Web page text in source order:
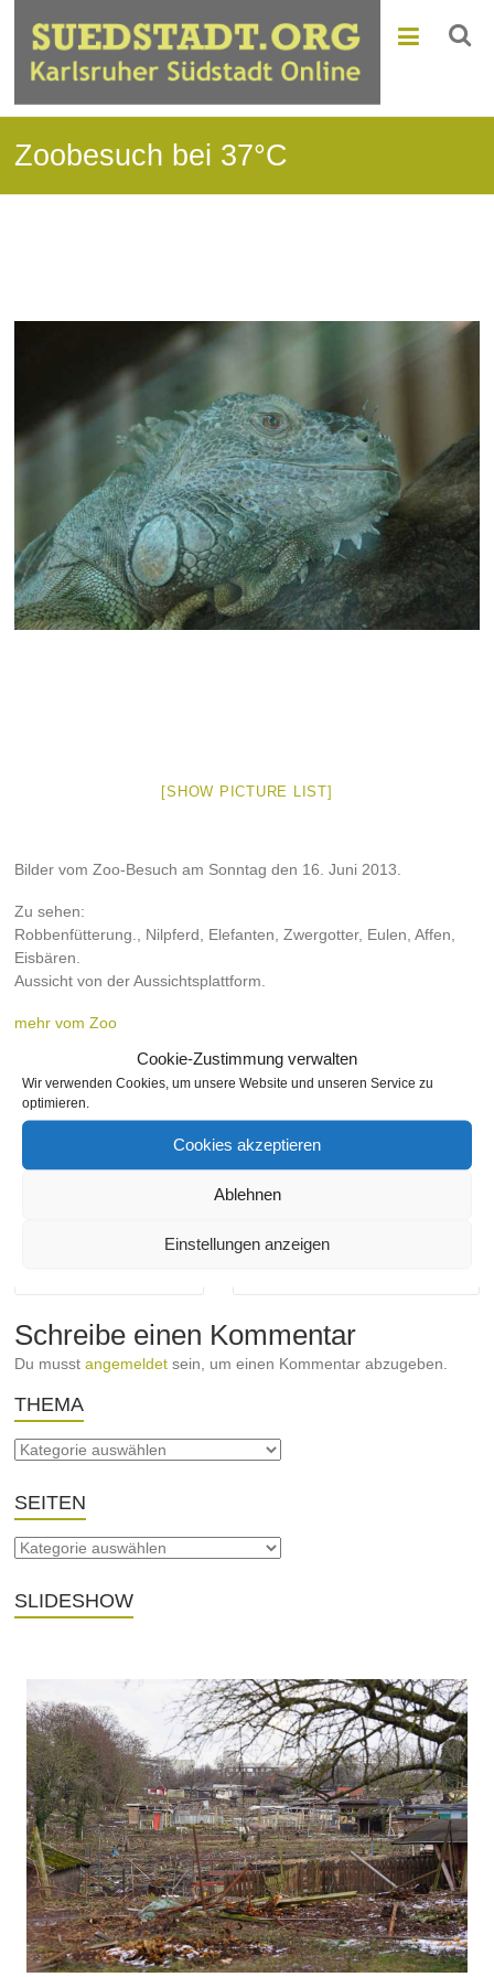
Cookie-Zustimmung verwalten
Wir verwenden Cookies, um unsere Website und unseren Service zu
optimieren.
Cookies akzeptieren
Ablehnen
Einstellungen anzeigen
Zoobesuch bei 37°C
[SHOW PICTURE LIST]
Bilder vom Zoo-Besuch am Sonntag den 16. Juni 2013.
Zu sehen:
Robbenfütterung., Nilpferd, Elefanten, Zwergotter, Eulen, Affen,
Eisbären.
Aussicht von der Aussichtsplattform.
mehr vom Zoo
www.karlsruhe.de/b3/freizeit/zoo.de
Markiert in:
17. Juni 2013 Am Stadtgarten
Ettlingerstraße, Nach Straßen, Sport / Freizeit / Gesundheit, Zoo
Schreibe einen Kommentar
Du musstangemeldet sein, um einen Kommentar abzugeben.
THEMA
SEITEN
SLIDESHOW